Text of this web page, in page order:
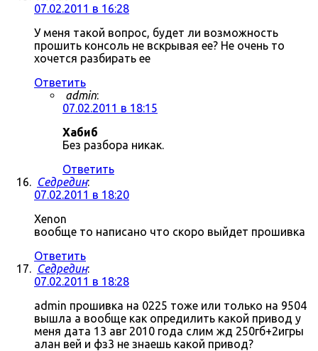
07.02.2011 в 16:28
У меня такой вопрос, будет ли возможность
прошить консоль не вскрывая ее? Не очень то
хочется разбирать ее
Ответить
admin:
07.02.2011 в 18:15
Хабиб
Без разбора никак.
Ответить
Седредин:
07.02.2011 в 18:20
Xenon
вообще то написано что скоро выйдет прошивка
Ответить
Седредин:
07.02.2011 в 18:28
admin прошивка на 0225 тоже или только на 9504
вышла а вообще как опредилить какой привод у
меня дата 13 авг 2010 года слим жд 250гб+2игры
алан вей и фз3 не знаешь какой привод?